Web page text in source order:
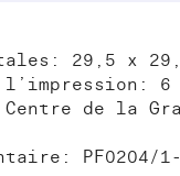
29,5 x
l’impression:
de la
PF0204/